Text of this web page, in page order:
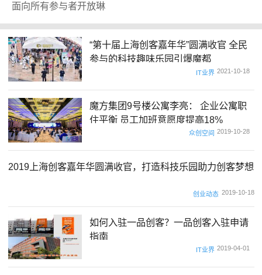
面向所有参与者开放琳
“第十届上海创客嘉年华”圆满收官 全民
参与的科技趣味乐园引爆魔都
IT业界 2021-10-18
魔方集团9号楼公寓李亮： 企业公寓职
住平衡 员工加班意愿度提高18%
众创空间 2019-10-28
2019上海创客嘉年华圆满收官，打造科技乐园助力创客梦想
创业动态 2019-10-18
如何入驻一品创客？一品创客入驻申请
指南
IT业界 2019-04-01